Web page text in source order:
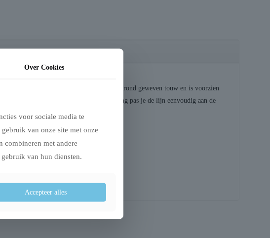
in één. Deze retrieverlijn is gemaakt van rond geweven touw en is voorzien
verstelbare halslus met anti-trekvoorziening pas je de lijn eenvoudig aan de
Over Cookies
voor sociale media te
van onze site met onze
combineren met andere
van hun diensten.
Accepteer alles